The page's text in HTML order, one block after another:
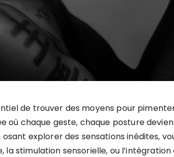
de trouver des moyens pour
où chaque geste, chaque posture
explorer des sensations inédites,
stimulation sensorielle, ou